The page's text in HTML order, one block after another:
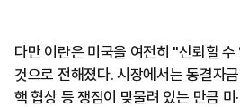
다만 이란은 미국을 여전히 "신뢰할
것으로 전해졌다. 시장에서는 동결자
핵 협상 등 쟁점이 맞물려 있는 만큼 미